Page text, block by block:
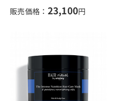
販売価格： 23,100円